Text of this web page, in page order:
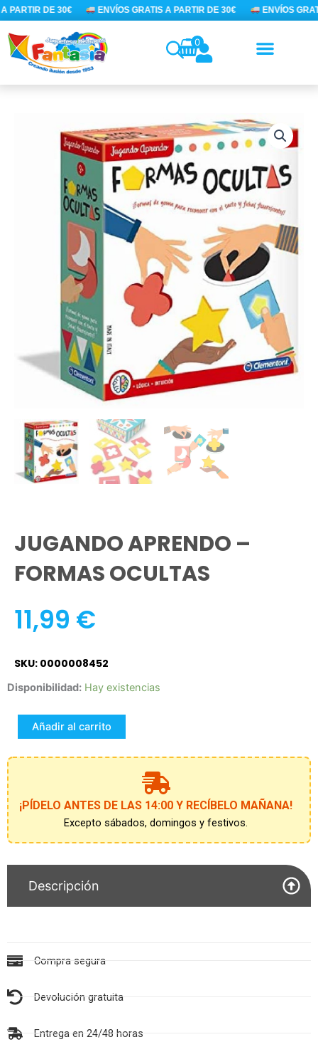
Ir
al
contenido
PARTIR DE 30€ ENVÍOS GRATIS A PARTIR DE 30€ ENVÍOS
0
JUGANDO APRENDO –
FORMAS OCULTAS
11,99 €
SKU: 0000008452
Disponibilidad: Hay existencias
JUGANDO
FORMAS
OCULTAS
cantidad
Añadir al carrito
¡PÍDELO ANTES DE LAS 14:00 Y RECÍBELO MAÑANA!
Excepto sábados, domingos y festivos.
Descripción
Compra segura
Devolución gratuita
Entrega en 24/48 horas